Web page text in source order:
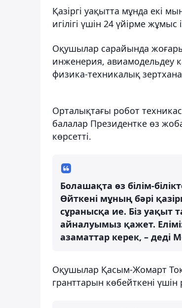
Қазіргі уақытта мұнда екі
игілігі үшін 24 үйірме жұмыс
Оқушылар сарайында
инженерия, авиамодельдеу
физика-техникалық
Орталықтағы робот
балалар Президентке өз
көрсетті.
Болашақта өз білім-
Өйткені мұның бәрі
сұранысқа ие. Біз уақыт
айналуымыз қажет.
азаматтар керек, – деді
Оқушылар Қасым-Жомарт
гранттарын көбейткені